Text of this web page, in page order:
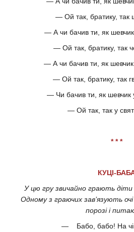
— Ой так, братику, так
— А чи бачив ти, як
— Ой так, братику, так
— А чи бачив ти, як шевчик
— Ой так, братику, так
— Чи бачив ти, як шевчик
— Ой так, так у
* * *
КУЦІ-
У цю гру звичайно грають діти
Одному з граючих зав’язують
порозі і
— Бабо, бабо! На